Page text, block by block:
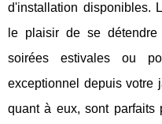
d'installation disponibles.
le plaisir de se
soirées estivales ou
exceptionnel depuis votre
quant à eux, sont parfaits